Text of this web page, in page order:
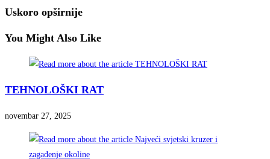
Uskoro opširnije
You Might Also Like
TEHNOLOŠKI RAT
novembar 27, 2025